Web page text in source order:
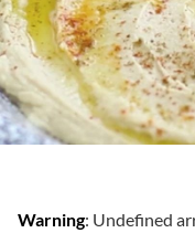
Warning: Undefined